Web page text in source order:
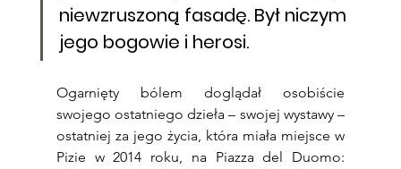
niewzruszoną fasadę. Był niczym
jego bogowie i herosi.
Ogarnięty bólem doglądał osobiście
swojego ostatniego dzieła – swojej wystawy –
ostatniej za jego życia, która miała miejsce w
Pizie w 2014 roku, na Piazza del Duomo: